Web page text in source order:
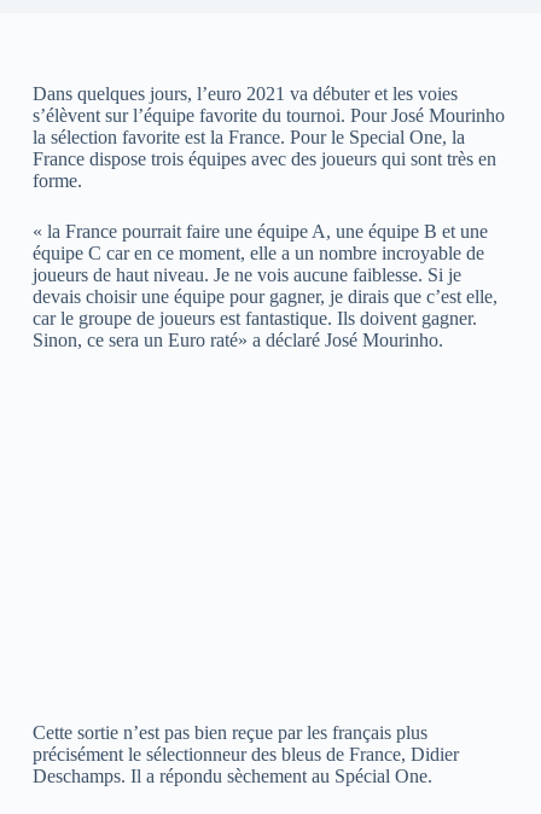
Dans quelques jours, l’euro 2021 va débuter et les voies
s’élèvent sur l’équipe favorite du tournoi. Pour José Mourinho
la sélection favorite est la France. Pour le Special One, la
France dispose trois équipes avec des joueurs qui sont très en
forme.
« la France pourrait faire une équipe A, une équipe B et une
équipe C car en ce moment, elle a un nombre incroyable de
joueurs de haut niveau. Je ne vois aucune faiblesse. Si je
devais choisir une équipe pour gagner, je dirais que c’est elle,
car le groupe de joueurs est fantastique. Ils doivent gagner.
Sinon, ce sera un Euro raté» a déclaré José Mourinho.
Cette sortie n’est pas bien reçue par les français plus
précisément le sélectionneur des bleus de France, Didier
Deschamps. Il a répondu sèchement au Spécial One.